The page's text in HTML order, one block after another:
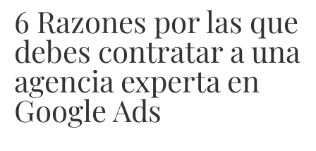
6 Razones por las que
debes contratar a una
agencia experta en
Google Ads